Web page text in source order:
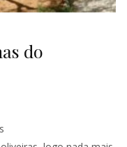
do